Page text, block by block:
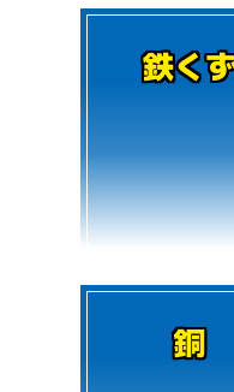
鉄く
40
銅